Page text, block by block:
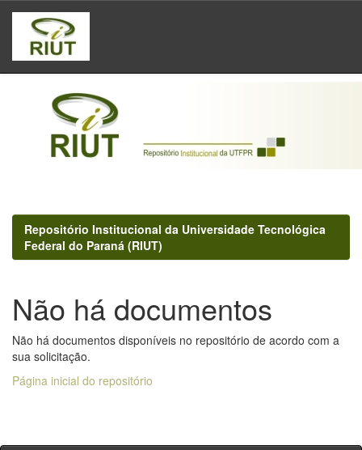
Skip
navigation
Repositório Institucional da Universidade Tecnológica
Federal do Paraná (RIUT)
Não há documentos
Não há documentos disponíveis no repositório de acordo com a
sua solicitação.
Página inicial do repositório